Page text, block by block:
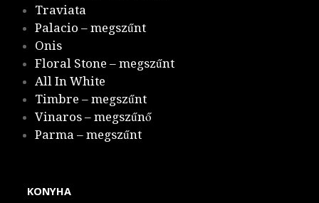
Traviata
Palacio – megszűnt
Onis
Floral Stone – megszűnt
All In White
Timbre – megszűnt
Vinaros – megszűnő
Parma – megszűnt
KONYHA